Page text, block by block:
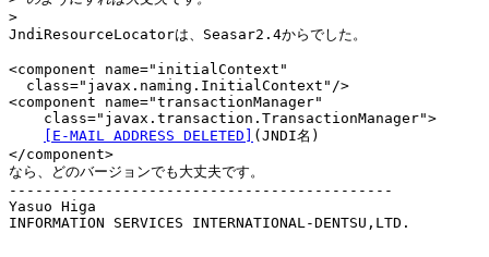
>
JndiResourceLocatorは、Seasar2.4からでした。
<component name="initialContext"
  class="javax.naming.InitialContext"/>
<component name="transactionManager"
    class="javax.transaction.TransactionManager">
[E-MAIL ADDRESS DELETED]
(JNDI名)
</component>
なら、どのバージョンでも大丈夫です。
--------------------------------------------
Yasuo Higa
INFORMATION SERVICES INTERNATIONAL-DENTSU,LTD.